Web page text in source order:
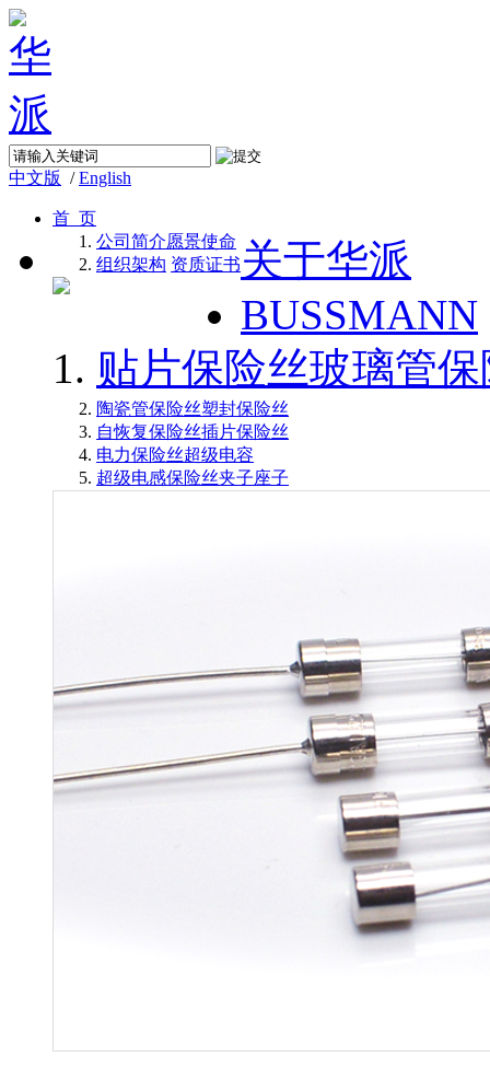
中文版 /English
首 页
关于华派
公司简介愿景使命
组织架构 资质证书
BUSSMANN
贴片保险丝玻璃管
陶瓷管保险丝塑封保险丝
自恢复保险丝插片保险丝
电力保险丝超级电容
超级电感保险丝夹子座子